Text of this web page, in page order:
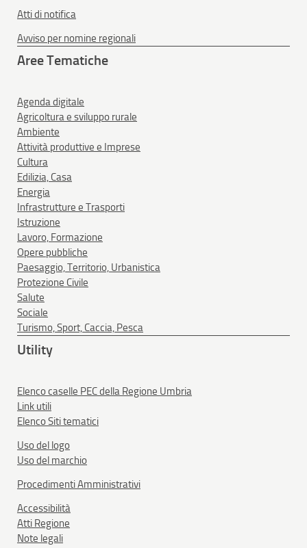
Atti di notifica
Avviso per nomine regionali
Aree Tematiche
Agenda digitale
Agricoltura e sviluppo rurale
Ambiente
Attività produttive e Imprese
Cultura
Edilizia, Casa
Energia
Infrastrutture e Trasporti
Istruzione
Lavoro, Formazione
Opere pubbliche
Paesaggio, Territorio, Urbanistica
Protezione Civile
Salute
Sociale
Turismo, Sport, Caccia, Pesca
Utility
Elenco caselle PEC della Regione Umbria
Link utili
Elenco Siti tematici
Uso del logo
Uso del marchio
Procedimenti Amministrativi
Accessibilità
Atti Regione
Note legali